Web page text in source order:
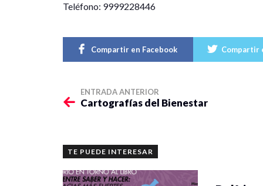
Teléfono: 9999228446
Compartir en Facebook Compartir
ENTRADA ANTERIOR
Cartografías del Bienestar
TE PUEDE INTERESAR